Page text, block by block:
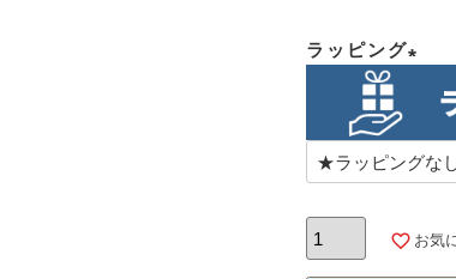
ラッピング
お気